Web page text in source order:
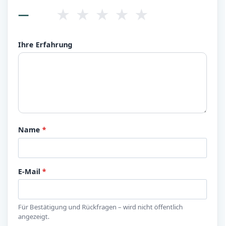
— ★ ★ ★ ★ ★
Ihre Erfahrung
Name*
E-Mail*
Für Bestätigung und Rückfragen – wird nicht öffentlich
angezeigt.